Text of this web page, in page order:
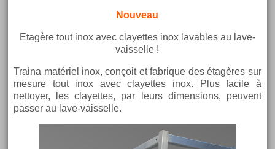
Nouveau
Etagère tout inox avec clayettes inox lavables au lave-
vaisselle !
Traina matériel inox, conçoit et fabrique des étagères sur
mesure tout inox avec clayettes inox. Plus facile à
nettoyer, les clayettes, par leurs dimensions, peuvent
passer au lave-vaisselle.